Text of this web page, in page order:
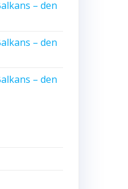
– den
– den
– den